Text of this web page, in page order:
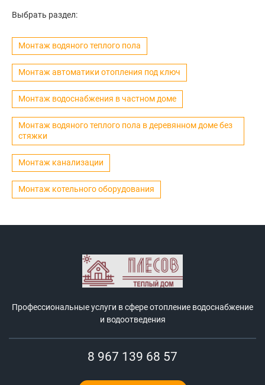
Выбрать раздел:
Монтаж водяного теплого пола
Монтаж автоматики отопления под ключ
Монтаж водоснабжения в частном доме
Монтаж водяного теплого пола в деревянном доме без
стяжки
Монтаж канализации
Монтаж котельного оборудования
Профессиональные услуги в сфере отопление водоснабжение
и водоотведения
8 967 139 68 57